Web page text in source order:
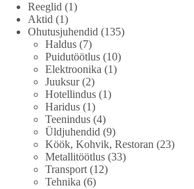
Reeglid (1)
Aktid (1)
Ohutusjuhendid (135)
Haldus (7)
Puidutöötlus (10)
Elektroonika (1)
Juuksur (2)
Hotellindus (1)
Haridus (1)
Teenindus (4)
Üldjuhendid (9)
Köök, Kohvik, Restoran (23)
Metallitöötlus (33)
Transport (12)
Tehnika (6)